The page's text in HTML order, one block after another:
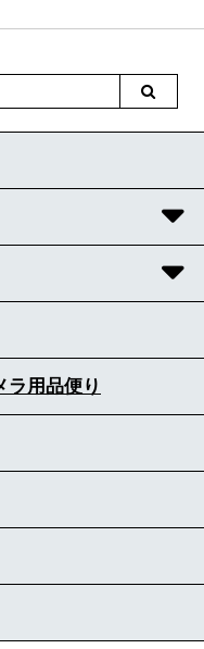
ラ用品便り